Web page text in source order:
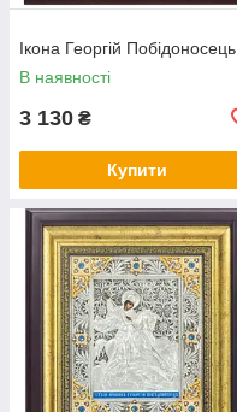
Ікона Георгій Побідоносець
В наявності
3 130 ₴
Купити